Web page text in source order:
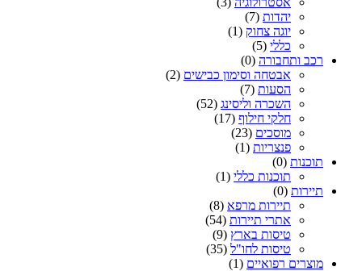
יהדות (7)
יוגה צחוק (1)
כללי (5)
רכב ותחבורה (0)
אבטחה וסימון כבישים (2)
הסעות (7)
השכרה וליסינג (52)
חלקי חילוף (17)
מוסכים (23)
פנצריות (1)
תוכנות (0)
תוכנות כללי (1)
תיירות (0)
תיירות מרפא (8)
אתרי תיירות (54)
טיסות בארץ (9)
טיסות לחו"ל (35)
מוצרים רפואיים (1)